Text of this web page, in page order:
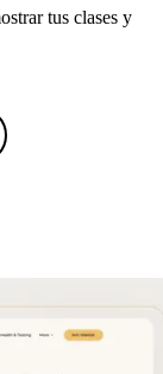
tus clases y